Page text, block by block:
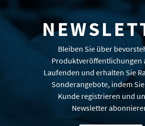
Bleiben Sie über
Produktveröffentlichungen
Laufenden und erhalten Sie
Sonderangebote, indem
Kunde registrieren und
Newsletter